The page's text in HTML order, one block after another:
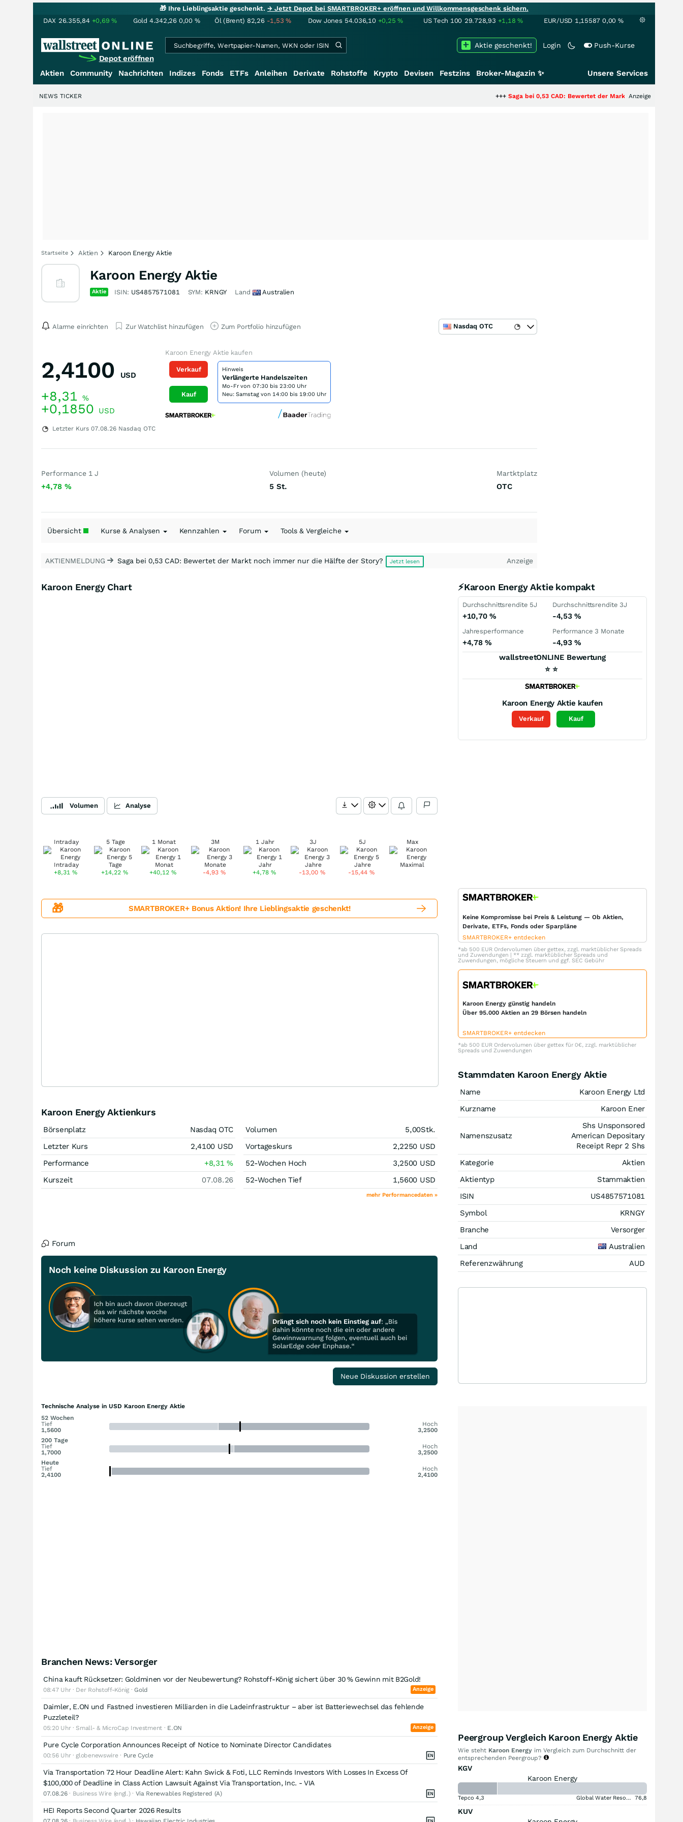
🎁 Ihre Lieblingsaktie geschenkt.→ Jetzt Depot bei SMARTBROKER+ eröffnen und Willkommensgeschenk sichern.
DAX 26.355,84 +0,69% Gold 4.342,26 0,00 % Öl (Brent) 82,26 -1,53% Dow Jones 54.036,10 +0,25% US Tech 100 29.728,93 +1,18% EUR/USD 1,15587 0,00 %
Depot eröffnen
Login Push-Kurse
Aktie geschenkt!
Aktien Community Nachrichten Indizes Fonds ETFs Anleihen Derivate Rohstoffe Krypto Devisen Festzins Broker-Magazin ✨ Unsere Services
Saga bei 0,53 CAD: Bewertet der Markt noch immer nur die Hälfte
Anzeige
NEWS TICKER
Startseite Aktien Karoon Energy Aktie
Karoon Energy Aktie
Aktie ISIN: US4857571081 SYM: KRNGY Land Australien
Alarme einrichten Zur Watchlist hinzufügen Zum Portfolio hinzufügen Nasdaq OTC
2,4100 USD
+8,31 %
+0,1850 USD
Letzter Kurs 07.08.26 Nasdaq OTC
Karoon Energy Aktie kaufen
Verkauf
Kauf
Hinweis
Verlängerte Handelszeiten
Mo-Fr von 07:30 bis 23:00 Uhr
Neu: Samstag von 14:00 bis 19:00 Uhr
Performance 1 J
+4,78 %
Volumen (heute)
5St.
Martktplatz
OTC
Übersicht Kurse & Analysen Kennzahlen Forum Tools & Vergleiche
AKTIENMELDUNG Saga bei 0,53 CAD: Bewertet der Markt noch immer nur die Hälfte der Story? Jetzt lesen Anzeige
Karoon Energy Chart
Volumen Analyse
Intraday
+8,31 %
5 Tage
+14,22 %
1 Monat
+40,12%
3M
-4,93%
1 Jahr
+4,78 %
3J
-13,00%
5J
-15,44%
Max
⚡Karoon Energy Aktie kompakt
Durchschnittsrendite 5J
+10,70 %
Durchschnittsrendite 3J
-4,53%
Jahresperformance
+4,78%
Performance 3 Monate
-4,93%
wallstreetONLINE Bewertung
⭐ ⭐
Karoon Energy Aktie kaufen
Verkauf Kauf
🎁 SMARTBROKER+ Bonus Aktion! Ihre Lieblingsaktie geschenkt!
Karoon Energy Aktienkurs
Börsenplatz
Nasdaq OTC
Letzter Kurs
2,4100 USD
Performance
+8,31%
Kurszeit
07.08.26
Volumen 5,00Stk.
Vortageskurs
2,2250 USD
52-Wochen Hoch
3,2500 USD
52-Wochen Tief
1,5600 USD
mehr Performancedaten »
Forum
Noch keine Diskussion zu Karoon Energy
Neue Diskussion erstellen
Technische Analyse in USD Karoon Energy Aktie
52 Wochen
Tief
1,5600
Hoch
3,2500
200 Tage
Tief
1,7000
Hoch
3,2500
Heute
Tief
2,4100
Hoch
2,4100
Branchen News: Versorger
​​​​​​​China kauft Rücksetzer: Goldminen vor der Neubewertung? Rohstoff-König sichert über 30 % Gewinn mit B2Gold!
08:47 Uhr · Der Rohstoff-König ·Gold Anzeige
Daimler, E.ON und Fastned investieren Milliarden in die Ladeinfrastruktur – aber ist Batteriewechsel das fehlende
Puzzleteil?
05:20 Uhr · Small- & MicroCap Investment · E.ON Anzeige
Pure Cycle Corporation Announces Receipt of Notice to Nominate Director Candidates
00:56 Uhr · globenewswire · Pure Cycle
Via Transportation 72 Hour Deadline Alert: Kahn Swick & Foti, LLC Reminds Investors With Losses In Excess Of
$100,000 of Deadline in Class Action Lawsuit Against Via Transportation, Inc. - VIA
07.08.26· Business Wire (engl.) · Via Renewables Registered (A)
HEI Reports Second Quarter 2026 Results
Keine Kompromisse bei Preis & Leistung — Ob Aktien,
Derivate, ETFs, Fonds oder Sparpläne
SMARTBROKER+ entdecken
*ab 500 EUR Ordervolumen über gettex, zzgl. marktüblicher Spreads
und Zuwendungen | ** zzgl. marktüblicher Spreads und
Zuwendungen, mögliche Steuern und ggf. SEC Gebühr
Karoon Energy günstig handeln
Über 95.000 Aktien an 29 Börsen handeln
SMARTBROKER+ entdecken
*ab 500 EUR Ordervolumen über gettex für 0€, zzgl. marktüblicher
Spreads und Zuwendungen
Stammdaten Karoon Energy Aktie
Name
Karoon Energy Ltd
Kurzname
Karoon Ener
Namenszusatz
Shs Unsponsored
American Depositary
Receipt Repr 2 Shs
Kategorie
Aktien
Aktientyp
Stammaktien
ISIN
US4857571081
Symbol
KRNGY
Branche
Versorger
Land
Australien
Referenzwährung
AUD
Peergroup Vergleich Karoon Energy Aktie
Wie steht Karoon Energy im Vergleich zum Durchschnitt der
entsprechenden Peergroup?
KGV
Karoon Energy
Tepco 4,3 Global Water Resources 76,8
KUV